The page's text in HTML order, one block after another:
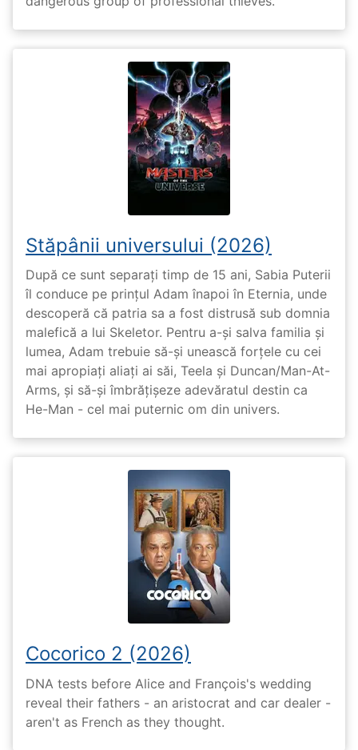
Stăpânii universului (2026)
După ce sunt separați timp de 15 ani, Sabia Puterii
îl conduce pe prințul Adam înapoi în Eternia, unde
descoperă că patria sa a fost distrusă sub domnia
malefică a lui Skeletor. Pentru a-și salva familia și
lumea, Adam trebuie să-și unească forțele cu cei
mai apropiați aliați ai săi, Teela și Duncan/Man-At-
Arms, și să-și îmbrățișeze adevăratul destin ca
He-Man - cel mai puternic om din univers.
Cocorico 2 (2026)
DNA tests before Alice and François's wedding
reveal their fathers - an aristocrat and car dealer -
aren't as French as they thought.